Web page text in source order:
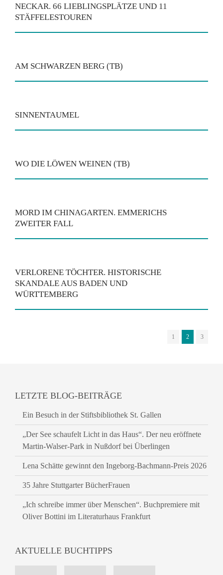
NECKAR. 66 LIEBLINGSPLÄTZE UND 11
STÄFFELESTOUREN
AM SCHWARZEN BERG (TB)
SINNENTAUMEL
WO DIE LÖWEN WEINEN (TB)
MORD IM CHINAGARTEN. EMMERICHS
ZWEITER FALL
VERLORENE TÖCHTER. HISTORISCHE
SKANDALE AUS BADEN UND
WÜRTTEMBERG
1 2 3
LETZTE BLOG-BEITRÄGE
Ein Besuch in der Stiftsbibliothek St. Gallen
„Der See schaufelt Licht in das Haus“. Der neu eröffnete
Martin-Walser-Park in Nußdorf bei Überlingen
Lena Schätte gewinnt den Ingeborg-Bachmann-Preis 2026
35 Jahre Stuttgarter BücherFrauen
„Ich schreibe immer über Menschen“. Buchpremiere mit
Oliver Bottini im Literaturhaus Frankfurt
AKTUELLE BUCHTIPPS